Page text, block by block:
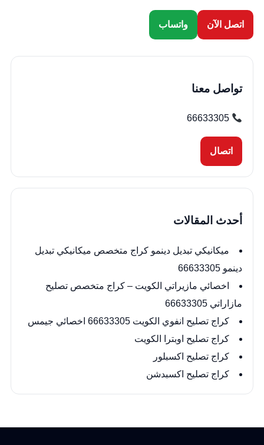
اتصل الآن واتساب
تواصل معنا
66633305
اتصال
أحدث المقالات
ميكانيكي تبديل دينمو كراج متخصص ميكانيكي تبديل
دينمو 66633305
اخصائي مازيراتي الكويت – كراج متخصص تصليح
مازاراتي 66633305
كراج تصليح انفوي الكويت 66633305 اخصائي جيمس
كراج تصليح اوبترا الكويت
كراج تصليح اكسبلور
كراج تصليح اكسبدشن